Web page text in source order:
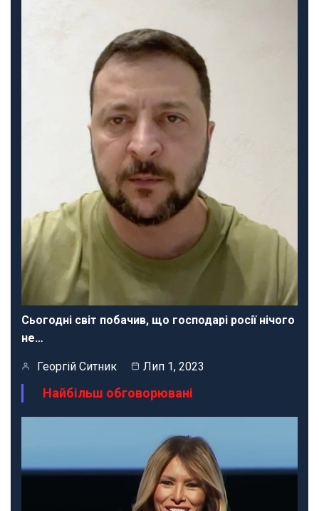
Сьогодні світ побачив, що господарі росії нічого
не…
Георгій Ситник Лип 1, 2023
Найбільш обговорювані